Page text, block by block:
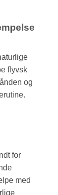
flyvsk
og
for
med